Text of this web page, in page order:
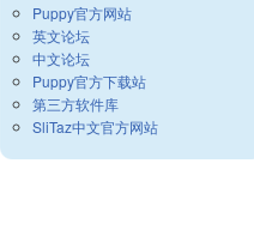
Puppy官方网站
英文论坛
中文论坛
Puppy官方下载站
第三方软件库
SliTaz中文官方网站